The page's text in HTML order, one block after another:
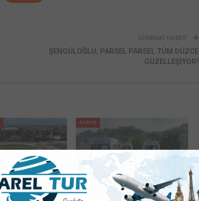
SONRAKI HABER
ŞENGÜLOĞLU; PARSEL PARSEL TÜM DÜZCE
GÜZELLEŞİYOR!
ASAYİŞ